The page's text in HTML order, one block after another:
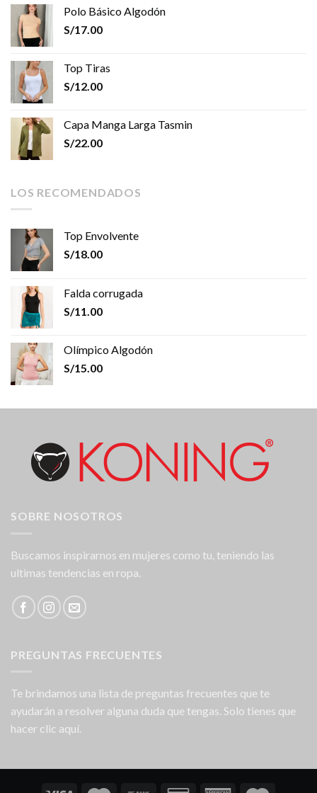
Polo Básico Algodón
S/17.00
Top Tiras
S/12.00
Capa Manga Larga Tasmin
S/22.00
LOS RECOMENDADOS
Top Envolvente
S/18.00
Falda corrugada
S/11.00
Olímpico Algodón
S/15.00
SOBRE NOSOTROS
Buscamos inspirarnos en mujeres como tu, teniendo las
ultimas tendencias en ropa.
PREGUNTAS FRECUENTES
Te brindamos una lista de preguntas frecuentes que te
ayudarán a resolver alguna duda que tengas. Solo tienes que
hacer clic aquí.